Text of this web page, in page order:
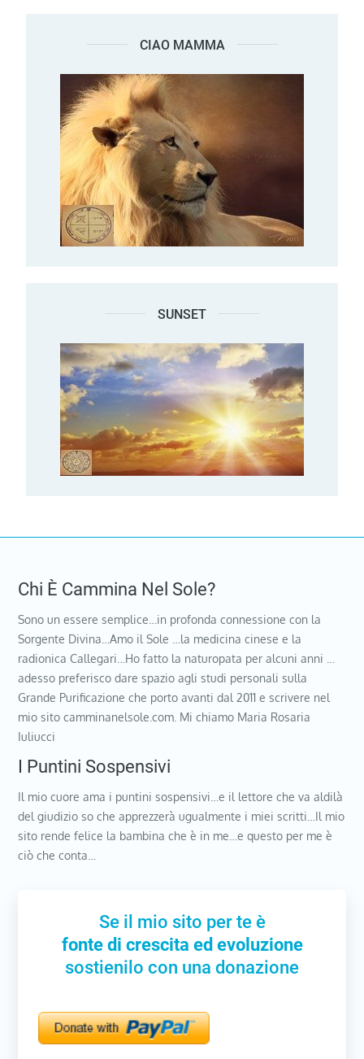
CIAO MAMMA
SUNSET
Chi È Cammina Nel Sole?
Sono un essere semplice…in profonda connessione con la
Sorgente Divina…Amo il Sole …la medicina cinese e la
radionica Callegari…Ho fatto la naturopata per alcuni anni …
adesso preferisco dare spazio agli studi personali sulla
Grande Purificazione che porto avanti dal 2011 e scrivere nel
mio sito camminanelsole.com. Mi chiamo Maria Rosaria
Iuliucci
I Puntini Sospensivi
Il mio cuore ama i puntini sospensivi…e il lettore che va aldilà
del giudizio so che apprezzerà ugualmente i miei scritti…Il mio
sito rende felice la bambina che è in me…e questo per me è
ciò che conta…
Se il mio sito per te è
fonte di crescita ed evoluzione
sostienilo con una donazione